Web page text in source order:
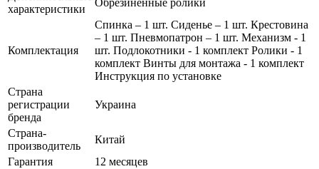
характеристики
Обрезиненные ролики
Комплектация
Спинка – 1 шт. Сиденье – 1 шт. Крестовина
– 1 шт. Пневмопатрон – 1 шт. Механизм - 1
шт. Подлокотники - 1 комплект Ролики - 1
комплект Винты для монтажа - 1 комплект
Инструкция по установке
Страна
регистрации
бренда
Украина
Страна-
производитель
Китай
Гарантия
12 месяцев